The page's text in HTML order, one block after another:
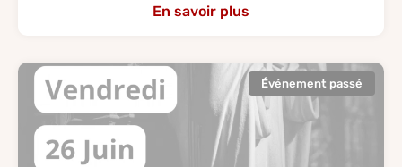
En savoir plus
Événement passé